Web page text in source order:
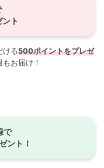
ト
ける500ポイントをプレゼ
お届け！
で
ント！